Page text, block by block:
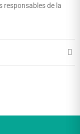
responsables de la